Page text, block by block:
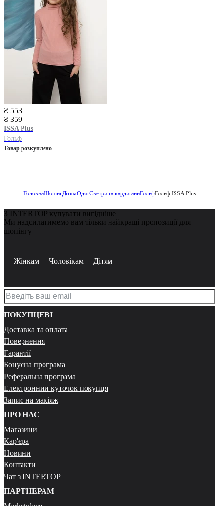
₴ 553
₴ 359
ISSA Plus
Гольф
Товар розкуплено
ГоловнаШопінгДітямОдягСветри та кардиганиГольфГольф ISSA Plus
З INTERTOP купувати вигідніше
Ми надсилатимемо вам тільки найкращі пропозиції для
шопінгу
Жінкам Чоловікам Дітям
ПОКУПЦЕВІ
Доставка та оплата
Повернення
Гарантії
Бонусна програма
Реферальна програма
Електронний куточок покупця
Запис на макіяж
ПРО НАС
Магазини
Кар'єра
Новини
Контакти
Чат з INTERTOP
ПАРТНЕРАМ